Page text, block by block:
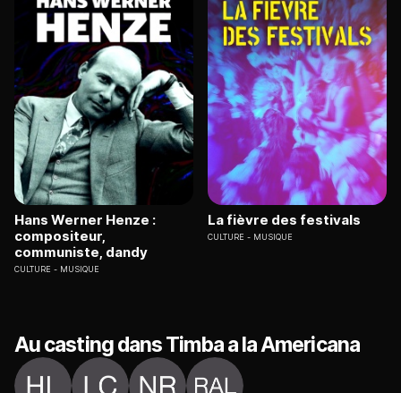
Hans Werner Henze :
compositeur,
communiste, dandy
CULTURE MUSIQUE
La fièvre des festivals
CULTURE MUSIQUE
Au casting dans Timba a la Americana